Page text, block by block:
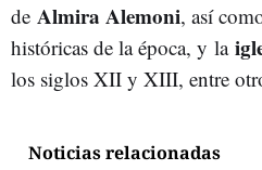
de Almira Alemoni, así
históricas de la época, y la
los siglos XII y XIII, entre
Noticias relacionadas